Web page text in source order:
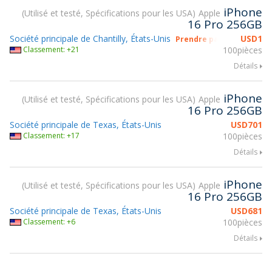
Utilisé et testé, Spécifications pour les USA Apple iPhone
16 Pro 256GB
USD1
100pièces
Société principale de Chantilly, États-Unis Prendre part à gsmX
Classement: +21
Détails
Utilisé et testé, Spécifications pour les USA Apple iPhone
16 Pro 256GB
USD701
100pièces
Société principale de Texas, États-Unis
Classement: +17
Détails
Utilisé et testé, Spécifications pour les USA Apple iPhone
16 Pro 256GB
USD681
100pièces
Société principale de Texas, États-Unis
Classement: +6
Détails